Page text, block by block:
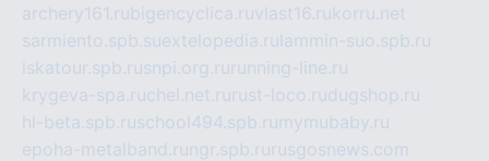
archery161.rubigencyclica.ruvlast16.rukorru.net
sarmiento.spb.suextelopedia.ru lammin-suo.spb.ru
iskatour.spb.rusnpi.org.ru running-line.ru
krygeva-spa.ruchel.net.ru rust-loco.rudugshop.ru
hl-beta.spb.ruschool494.spb.ru mymubaby.ru
epoha-metalband.ru ngr.spb.ru rusgosnews.com